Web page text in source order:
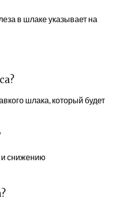
в шлаке указывает на
шлака, который будет
и снижению